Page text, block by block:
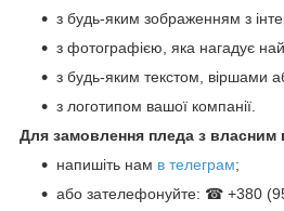
з будь-яким зображенням з
з фотографією, яка нагадує
з будь-яким текстом, віршами
з логотипом вашої компанії.
Для замовлення пледа з власним
напишіть нам в телеграм;
або зателефонуйте: ☎ +380